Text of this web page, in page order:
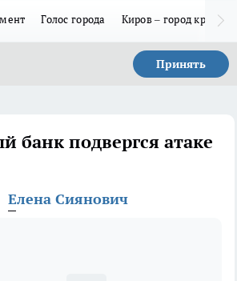
Голос города Киров – город
Принять
банк подвергся атаке
Елена Сиянович